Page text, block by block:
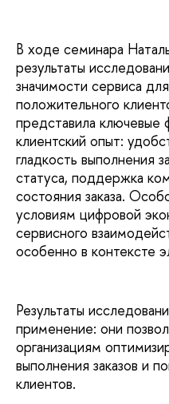
В ходе семинара
результаты
значимости сервиса
положительного
представила ключевые
клиентский опыт:
гладкость выполнения
статуса, поддержка
состояния заказа.
условиям цифровой
сервисного
особенно в контексте
Результаты
применение: они
организациям
выполнения заказов и
клиентов.